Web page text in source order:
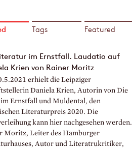
Tags Featured
im Ernstfall. Laudatio auf
Krien von Rainer Moritz
erhielt die Leipziger
Daniela Krien, Autorin von Die
Ernstfall und Muldental, den
Literaturpreis 2020. Die
kann hier nachgesehen werden.
Moritz, Leiter des Hamburger
Autor und Literatrukritiker,